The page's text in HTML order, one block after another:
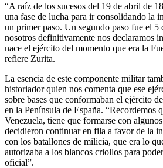
“A raíz de los sucesos del 19 de abril de
una fase de lucha para ir consolidando la
un primer paso. Un segundo paso fue el
nosotros definitivamente nos declaramos
nace el ejército del momento que era la
refiere Zurita.
La esencia de este componente militar
historiador quien nos comenta que ese
sobre bases que conformaban el ejército
en la Península de España. “Recordemos
Venezuela, tiene que formarse con
decidieron continuar en fila a favor de la
con los batallones de milicia, que era lo
autorizaba a los blancos criollos para
oficial”.